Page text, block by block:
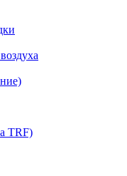
TRF)